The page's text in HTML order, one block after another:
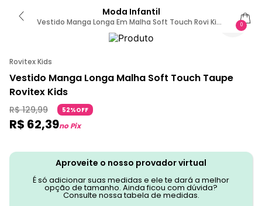
Moda Infantil
Vestido Manga Longa Em Malha Soft Touch Rovi Kids
Marrom 2 / Marrom
0
Rovitex Kids
Vestido Manga Longa Malha Soft Touch Taupe
Rovitex Kids
R$ 129,99 52%OFF
R$ 62,39no Pix
Aproveite o nosso provador virtual
É só adicionar suas medidas e ele te dará a melhor
opção de tamanho. Ainda ficou com dúvida?
Consulte nossa tabela de medidas.